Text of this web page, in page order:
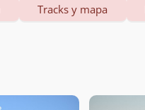
Tracks y mapa